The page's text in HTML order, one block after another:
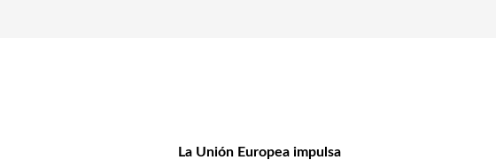
La Unión Europea impulsa